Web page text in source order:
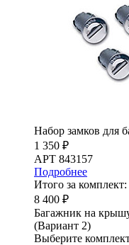
Набор замков для
1 350 ₽
АРТ 843157
Подробнее
Итого за комплект:
8 400 ₽
Багажник на
(Вариант 2)
Выберите